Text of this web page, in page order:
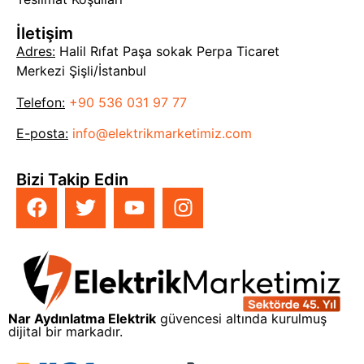
İletişim
Adres: Halil Rıfat Paşa sokak Perpa Ticaret
Merkezi Şişli/İstanbul
Telefon: +90 536 031 97 77
E-posta: info@elektrikmarketimiz.com
Bizi Takip Edin
Nar Aydınlatma Elektrik güvencesi altında kurulmuş
dijital bir markadır.